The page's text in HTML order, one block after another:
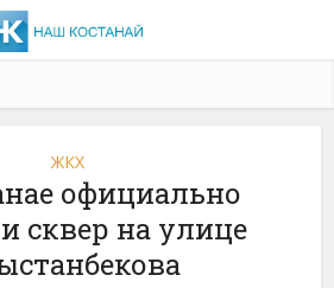
ЖКХ
официально
сквер на улице